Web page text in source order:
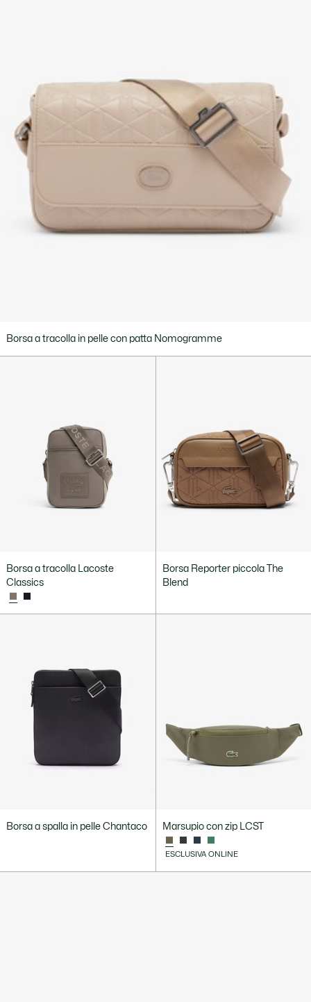
Borsa a tracolla in pelle con patta Nomogramme
Borsa a tracolla Lacoste
Classics
Borsa Reporter piccola The
Blend
Borsa a spalla in pelle Chantaco Marsupio con zip LCST
ESCLUSIVA ONLINE